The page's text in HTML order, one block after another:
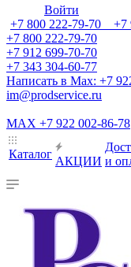
Войти
+7 800 222-79-70 +7
+7 800 222-79-70
+7 912 699-70-70
+7 343 304-60-77
Написать в Max: +7
im@prodservice.ru
MAX +7 922 002-86-78
Каталог
АКЦИИ и